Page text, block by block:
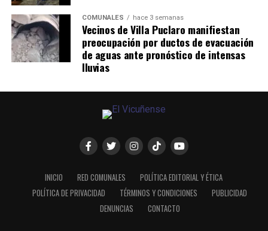
COMUNALES hace 3 semanas
Vecinos de Villa Puclaro manifiestan
preocupación por ductos de evacuación
de aguas ante pronóstico de intensas
lluvias
INICIO RED COMUNALES
POLÍTICA EDITORIAL Y ÉTICA
POLÍTICA DE PRIVACIDAD
TÉRMINOS Y CONDICIONES
PUBLICIDAD
DENUNCIAS
CONTACTO